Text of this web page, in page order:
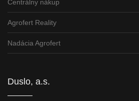
Centrálny nákup
Agrofert Reality
Nadácia Agrofert
Duslo, a.s.